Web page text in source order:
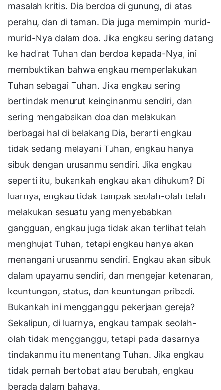
masalah kritis. Dia berdoa di gunung, di atas
perahu, dan di taman. Dia juga memimpin murid-
murid-Nya dalam doa. Jika engkau sering datang
ke hadirat Tuhan dan berdoa kepada-Nya, ini
membuktikan bahwa engkau memperlakukan
Tuhan sebagai Tuhan. Jika engkau sering
bertindak menurut keinginanmu sendiri, dan
sering mengabaikan doa dan melakukan
berbagai hal di belakang Dia, berarti engkau
tidak sedang melayani Tuhan, engkau hanya
sibuk dengan urusanmu sendiri. Jika engkau
seperti itu, bukankah engkau akan dihukum? Di
luarnya, engkau tidak tampak seolah-olah telah
melakukan sesuatu yang menyebabkan
gangguan, engkau juga tidak akan terlihat telah
menghujat Tuhan, tetapi engkau hanya akan
menangani urusanmu sendiri. Engkau akan sibuk
dalam upayamu sendiri, dan mengejar ketenaran,
keuntungan, status, dan keuntungan pribadi.
Bukankah ini mengganggu pekerjaan gereja?
Sekalipun, di luarnya, engkau tampak seolah-
olah tidak mengganggu, tetapi pada dasarnya
tindakanmu itu menentang Tuhan. Jika engkau
tidak pernah bertobat atau berubah, engkau
berada dalam bahaya.